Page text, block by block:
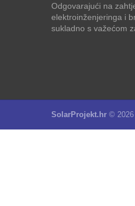
Odgovarajući na
elektroinženjeringa i
sukladno s važećom
SolarProjekt.hr ©